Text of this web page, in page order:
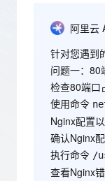
阿里云
针对您遇到
问题一：80
检查80端口
使用命令
Nginx配置
确认Nginx
执行命令 /
查看Nginx
网络与CDN
安全
中间件
数据库
大数据计算
媒体服务
安全
网络
可观测
上云与迁云
企业出海
政企业务